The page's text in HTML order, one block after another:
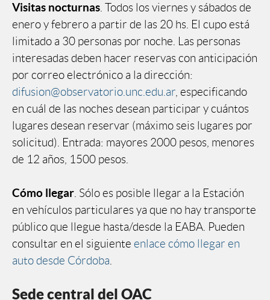
Visitas nocturnas . Todos los viernes y sábados de
enero y febrero a partir de las 20 hs. El cupo está
limitado a 30 personas por noche. Las personas
interesadas deben hacer reservas con anticipación
por correo electrónico a la dirección:
difusion@observatorio.unc.edu.ar , especificando
en cuál de las noches desean participar y cuántos
lugares desean reservar (máximo seis lugares por
solicitud). Entrada: mayores 2000 pesos, menores
de 12 años, 1500 pesos.
Cómo llegar . Sólo es posible llegar a la Estación
en vehículos particulares ya que no hay transporte
público que llegue hasta/desde la EABA. Pueden
consultar en el siguiente enlace cómo llegar en
auto desde Córdoba
Sede central del OAC